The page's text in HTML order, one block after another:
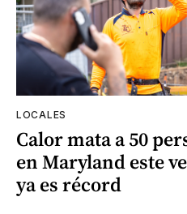
LOCALES
Calor mata a 50
en Maryland este
ya es récord